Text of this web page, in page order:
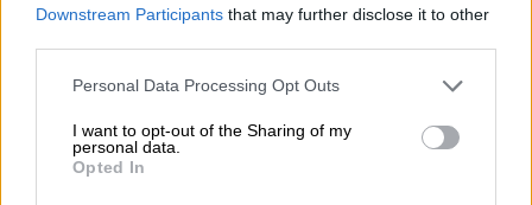
Downstream Participants that may further disclose it to other
Please note that this website/app uses one or more Google
not limited to your visit or usage behaviour. You may click to
grant or deny consent to Google and its third-party tags to
use your data for below specified purposes in below Google
Personal Data Processing Opt Outs
I want to opt-out of the Sharing of my
personal data.
Opted In